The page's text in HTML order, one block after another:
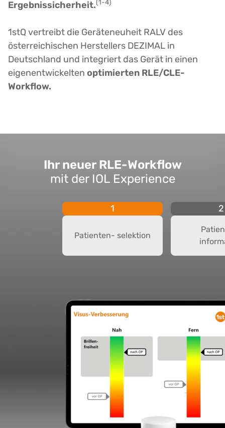
Ergebnissicherheit.(1-4)
1stQ vertreibt die Geräteneuheit RALV des
österreichischen Herstellers DEZIMAL in
Deutschland und integriert das Gerät in einen
eigenentwickelten optimierten RLE/CLE-
Workflow.
Ihr neuer RLE-Workflow
mit der IOL Experience
1
Patienten- selektion
2